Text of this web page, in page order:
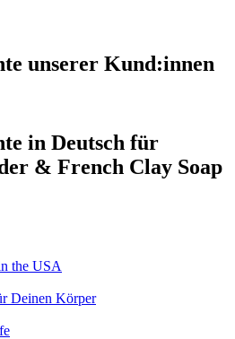
unserer Kund:innen
in Deutsch für
& French Clay Soap
the USA
Deinen Körper